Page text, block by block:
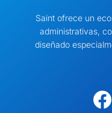
Saint ofrece un
administrativas,
diseñado
Facebook